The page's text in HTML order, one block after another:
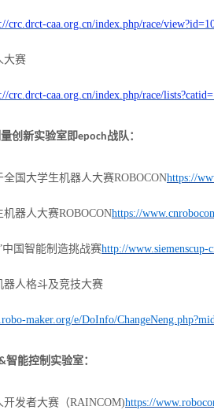
crc.drct-caa.org.cn/index.php/race/
大赛
crc.drct-caa.org.cn/index.php/race/
创新实验室即epoch战队：
全国大学生机器人大赛ROBOCONhttps://
机器人大赛ROBOCONhttps://
中国智能制造挑战赛http://www.siemenscup-
器人格斗及竞技大赛
maker.org/e/DoInfo/
智能控制实验室：
开发者大赛（RAINCOM)https://